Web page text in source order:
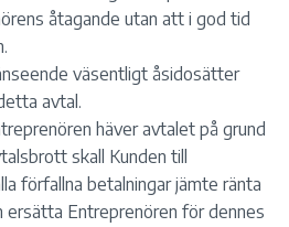
åtagande utan att i god tid
väsentligt åsidosätter
avtal.
häver avtalet på grund
skall Kunden till
förfallna betalningar jämte ränta
ersätta Entreprenören för dennes